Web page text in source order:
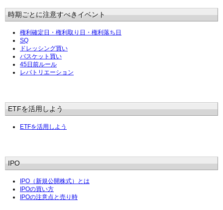
時期ごとに注意すべきイベント
権利確定日・権利取り日・権利落ち日
SQ
ドレッシング買い
バスケット買い
45日前ルール
レパトリエーション
ETFを活用しよう
ETFを活用しよう
IPO
IPO（新規公開株式）とは
IPOの買い方
IPOの注意点と売り時